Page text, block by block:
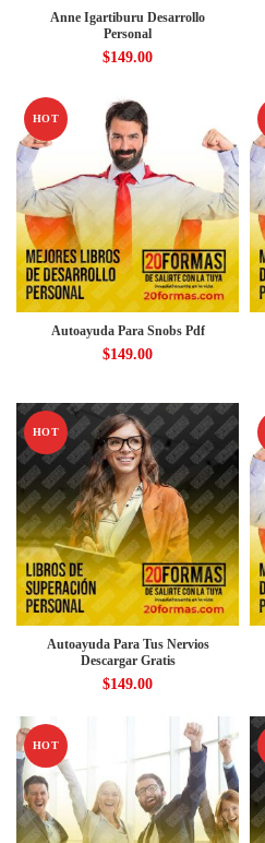
Anne Igartiburu Desarrollo
Personal
$149.00
HOT
Autoayuda Para Snobs Pdf
$149.00
HOT
Autoayuda Para Tus Nervios
Descargar Gratis
$149.00
HOT